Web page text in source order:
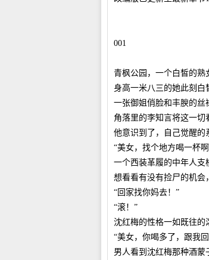
001
青枫公园，一个白皙的熟
身高一米八三的她此刻白
一张御姐俏脸和丰腴的丝
角落里的李知言将这一切
他意识到了，自己觉醒的
“美女，找个地方喝一杯
一个西装革履的中年人支
想看看有没有捡尸的机会
“回家找你妈去！”
“滚！”
沈红梅的性格一如既往的
“美女，你喝多了，跟我
男人看到沈红梅那种酒蒙